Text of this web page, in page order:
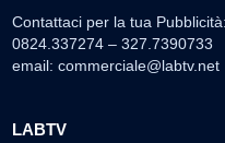
Contattaci per la tua Pubblicità:
0824.337274 – 327.7390733
email: commerciale@labtv.net
LABTV